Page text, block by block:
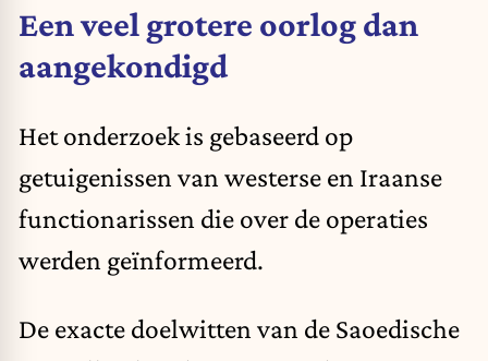
Een veel grotere oorlog dan
aangekondigd
Het onderzoek is gebaseerd op
getuigenissen van westerse en Iraanse
functionarissen die over de operaties
werden geïnformeerd.
De exacte doelwitten van de Saoedische